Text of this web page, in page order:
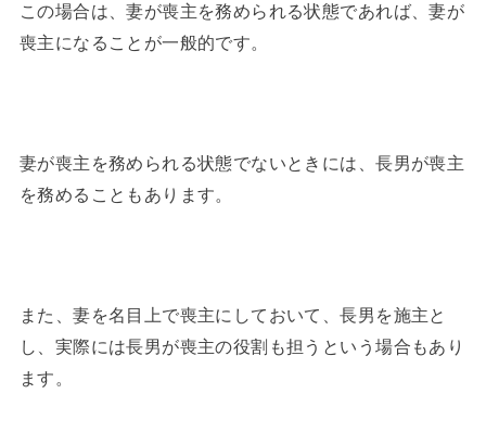
この場合は、妻が喪主を務められる状態であれば、妻が
喪主になることが一般的です。
妻が喪主を務められる状態でないときには、長男が喪主
を務めることもあります。
また、妻を名目上で喪主にしておいて、長男を施主と
し、実際には長男が喪主の役割も担うという場合もあり
ます。